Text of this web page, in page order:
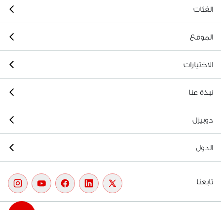
الفئات
الموقع
الاختيارات
نبذة عنا
دوبيزل
الدول
تابعنا